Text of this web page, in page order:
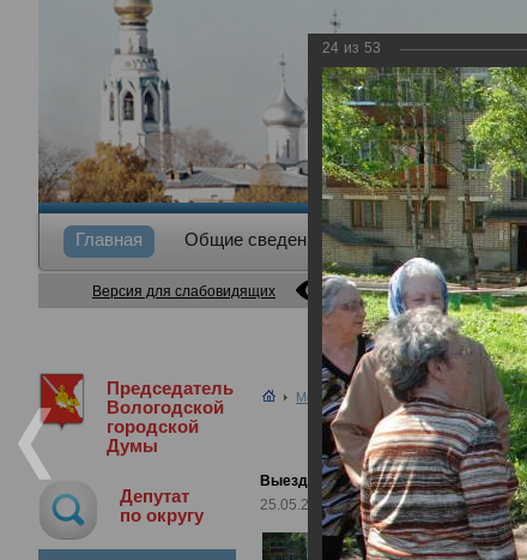
Главная Общие сведения Депутаты
Версия для слабовидящих
Председатель
Вологодской
городской
Думы
Депутат
по округу
Медиа библиотека Фотогалерея
Выезд Губернатора во дворы
25.05.2011
24 из 53